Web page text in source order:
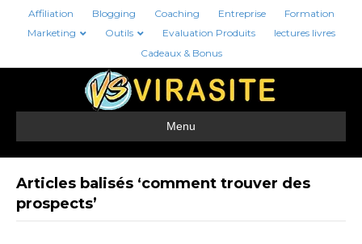
Affiliation Blogging Coaching Entreprise
Formation
Marketing
Outils Evaluation Produits
lectures livres
Cadeaux & Bonus
Menu
Articles balisés ‘comment trouver des
prospects’